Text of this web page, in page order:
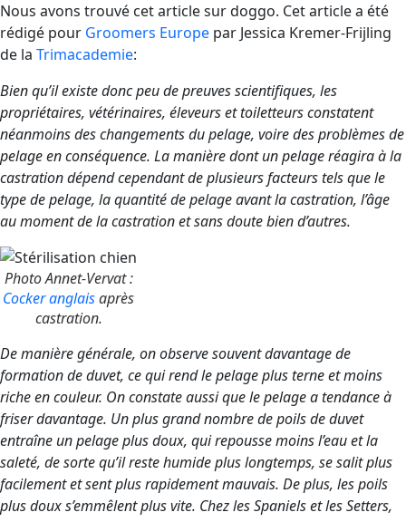
Nous avons trouvé cet article sur doggo. Cet article a été
rédigé pour Groomers Europe par Jessica Kremer-Frijling
de la Trimacademie:
Bien qu’il existe donc peu de preuves scientifiques, les
propriétaires, vétérinaires, éleveurs et toiletteurs constatent
néanmoins des changements du pelage, voire des problèmes de
pelage en conséquence. La manière dont un pelage réagira à la
castration dépend cependant de plusieurs facteurs tels que le
type de pelage, la quantité de pelage avant la castration, l’âge
au moment de la castration et sans doute bien d’autres.
Photo Annet-Vervat :
Cocker anglaisaprès
castration.
De manière générale, on observe souvent davantage de
formation de duvet, ce qui rend le pelage plus terne et moins
riche en couleur. On constate aussi que le pelage a tendance à
friser davantage. Un plus grand nombre de poils de duvet
entraîne un pelage plus doux, qui repousse moins l’eau et la
saleté, de sorte qu’il reste humide plus longtemps, se salit plus
facilement et sent plus rapidement mauvais. De plus, les poils
plus doux s’emmêlent plus vite. Chez les Spaniels et les Setters,